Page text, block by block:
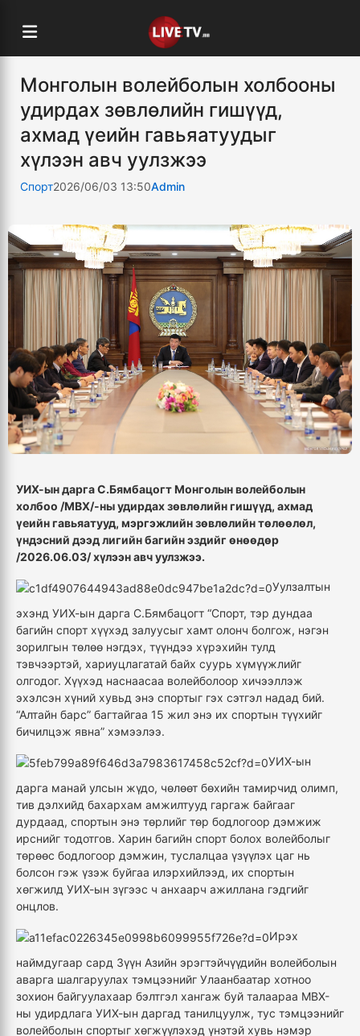
Монголын волейболын холбооны
удирдах зөвлөлийн гишүүд,
ахмад үеийн гавьяатуудыг
хүлээн авч уулзжээ
Спорт2026/06/03 13:50Admin
УИХ-ын дарга С.БямбацогтМонголын волейболын
холбоо /МВХ/-ны удирдах зөвлөлийн гишүүд, ахмад
үеийн гавьяатууд, мэргэжлийн зөвлөлийн төлөөлөл,
үндэсний дээд лигийн багийн эздийг өнөөдөр
/2026.06.03/хүлээн авч уулзжээ.
Уулзалтын
эхэнд УИХ-ын дарга С.Бямбацогт “Спорт, тэр дундаа
багийн спорт хүүхэд залуусыг хамт олонч болгож, нэгэн
зорилгын төлөө нэгдэх, түүндээ хүрэхийн тулд
тэвчээртэй, хариуцлагатай байх суурь хүмүүжлийг
олгодог. Хүүхэд наснаасаа волейболоор хичээллэж
эхэлсэн хүний хувьд энэ спортыг гэх сэтгэл надад бий.
“Алтайн барс” багтайгаа 15 жил энэ их спортын түүхийг
бичилцэж явна” хэмээлээ.
УИХ-ын
дарга манай улсын жүдо, чөлөөт бөхийн тамирчид олимп,
тив дэлхийд бахархам амжилтууд гаргаж байгааг
дурдаад, спортын энэ төрлийг төр бодлогоор дэмжиж
ирснийг тодотгов. Харин багийн спорт болох волейболыг
төрөөс бодлогоор дэмжин, туслалцаа үзүүлэх цаг нь
болсон гэж үзэж буйгаа илэрхийлээд, их спортын
хөгжилд УИХ-ын зүгээс ч анхаарч ажиллана гэдгийг
онцлов.
Ирэх
наймдугаар сард Зүүн Азийн эрэгтэйчүүдийн волейболын
аварга шалгаруулах тэмцээнийг Улаанбаатар хотноо
зохион байгуулахаар бэлтгэл хангаж буй талаараа МВХ-
ны удирдлага УИХ-ын даргад танилцуулж, тус тэмцээнийг
волейболын спортыг хөгжүүлэхэд үнэтэй хувь нэмэр